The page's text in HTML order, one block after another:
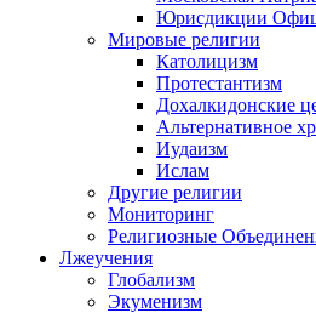
Юрисдикции
Мировые религии
Католицизм
Протестантизм
Дохалкидонские
Альтернативное
Иудаизм
Ислам
Другие религии
Мониторинг
Религиозные
Лжеучения
Глобализм
Экуменизм